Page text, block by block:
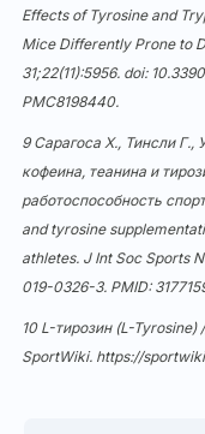
Effects of Tyrosine and
Mice Differently Prone to
31;22(11):5956. doi:
PMC8198440.
9 Сарагоса Х., Тинсли Г.,
кофеина, теанина и
работоспособность
and tyrosine
athletes. J Int Soc Sports
019-0326-3. PMID:
10 L-тирозин (L-
SportWiki. https://